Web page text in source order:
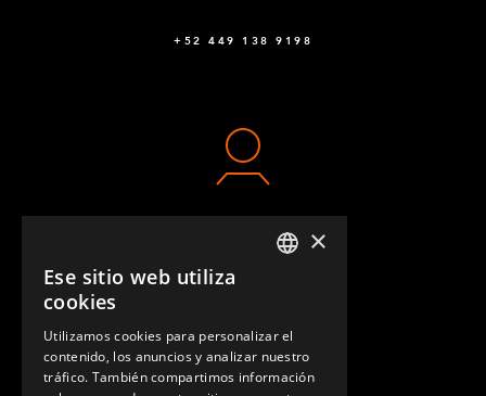
+52 449 138 9198
CONTACTO ×
Ese sitio web utiliza
cookies
Utilizamos cookies para personalizar el
contenido, los anuncios y analizar nuestro
tráfico. También compartimos información